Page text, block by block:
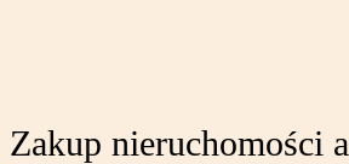
Zakup nieruchomości a